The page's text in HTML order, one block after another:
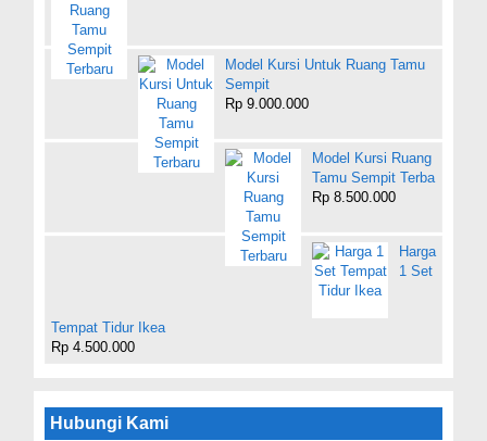
Model Kursi Untuk Ruang Tamu
Sempit
Rp 9.000.000
Model Kursi Ruang
Tamu Sempit Terba
Rp 8.500.000
Harga
1 Set
Tempat Tidur Ikea
Rp 4.500.000
Hubungi Kami